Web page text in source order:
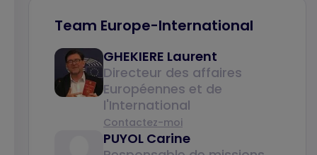
Team Europe-International
GHEKIERE Laurent
Directeur des affaires
Européennes et de
l'International
Contactez-moi
PUYOL Carine
CAPTCHA
Math question (5 + 5 =)